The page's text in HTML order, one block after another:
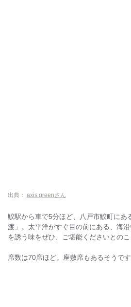
出典： axis greenさん
鮫駅から車で5分ほど、八戸市鮫町にあ
渡」。太平洋がすぐ目の前にある、海
を誘う味をぜひ、ご堪能くださいとのこ
席数は70席ほど。座敷席もあるそうです